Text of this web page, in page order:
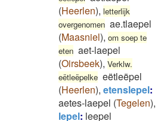
(Heerlen), letterlijk
overgenomen ae.tlaepel
(Maasniel), om soep te
eten aet-laepel
(Oirsbeek), Verklw.
eëtleëpelke eëtleëpel
(Heerlen), etenslepel:
aetes-laepel (Tegelen),
lepel: leepel